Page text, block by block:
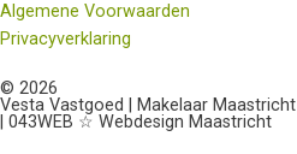
Algemene Voorwaarden
Privacyverklaring
© 2026
Vesta Vastgoed | Makelaar Maastricht
| 043WEB ☆ Webdesign Maastricht